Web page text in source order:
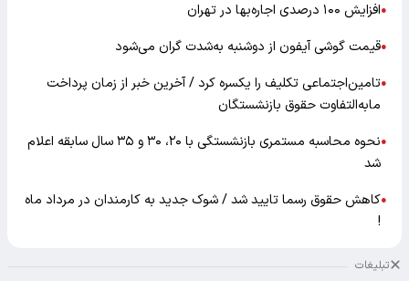
●افزایش ۱۰۰ درصدی اجاره‌بها در تهران
●قیمت گوشی آیفون از دوشنبه به‌شدت گران‌ می‌شود
●تامین‌اجتماعی تکلیف را یکسره کرد / آخرین خبر از زمان پرداخت
مابه‌التفاوت حقوق بازنشستگان
●
نحوه محاسبه مستمری بازنشستگی با ۲۰، ۳۰ و ۳۵ سال سابقه اعلام
شد
●کاهش حقوق رسما تایید شد / شوک جدید به کارمندان در مرداد ماه
!
تبلیغات